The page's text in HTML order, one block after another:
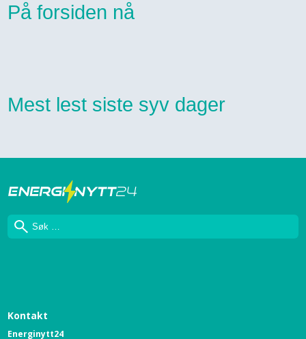
På forsiden nå
Mest lest siste syv dager
Søk
Kontakt
Energinytt24